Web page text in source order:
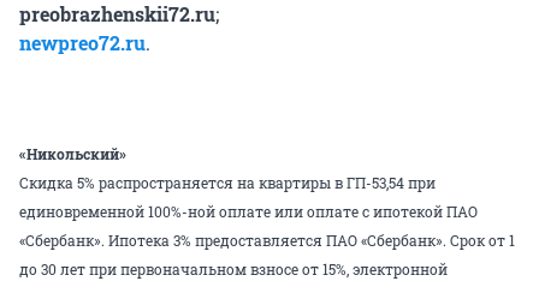
preobrazhenskii72.ru;
newpreo72.ru.
«Никольский»
Скидка 5% распространяется на квартиры в ГП-53,54 при
единовременной 100%-ной оплате или оплате с ипотекой ПАО
«Сбербанк». Ипотека 3% предоставляется ПАО «Сбербанк». Срок от 1
до 30 лет при первоначальном взносе от 15%, электронной